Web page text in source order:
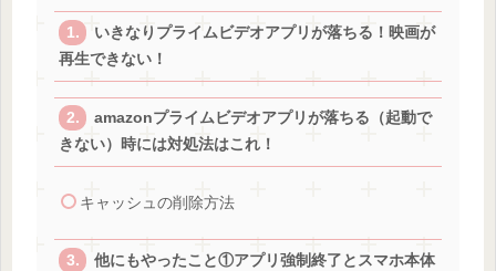
いきなりプライムビデオアプリが落ちる！映画が
再生できない！
amazonプライムビデオアプリが落ちる（起動で
きない）時には対処法はこれ！
キャッシュの削除方法
他にもやったこと①アプリ強制終了とスマホ本体